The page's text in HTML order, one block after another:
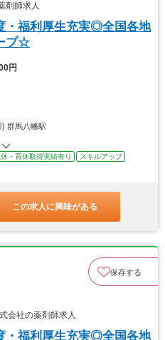
剤師求人
・福利厚生充実◎全国各地
プ☆
円
) 群馬八幡駅
休・育休取得実績有り
スキルアップ
この求人に興味がある
保存する
会社の薬剤師求人
・福利厚生充実◎全国各地